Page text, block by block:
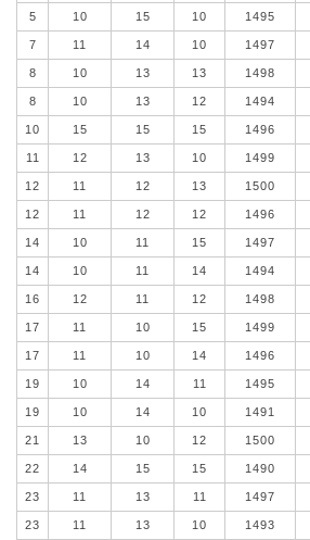
5 10 15 10 1495
7 11 14 10 1497
8 10 13 13 1498
8 10 13 12 1494
10 15 15 15 1496
11 12 13 10 1499
12 11 12 13 1500
12 11 12 12 1496
14 10 11 15 1497
14 10 11 14 1494
16 12 11 12 1498
17 11 10 15 1499
17 11 10 14 1496
19 10 14 11 1495
19 10 14 10 1491
21 13 10 12 1500
22 14 15 15 1490
23 11 13 11 1497
23 11 13 10 1493